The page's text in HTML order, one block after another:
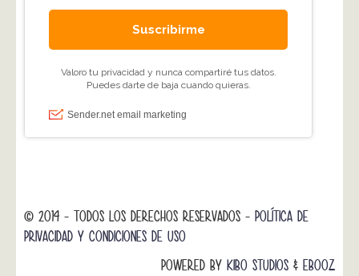
© 2014 - TODOS LOS DERECHOS RESERVADOS - POLÍTICA DE
PRIVACIDAD Y CONDICIONES DE USO
POWERED BY KIBO STUDIOS & EBOOZ